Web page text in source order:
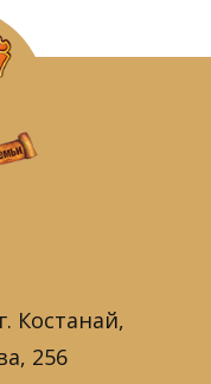
Костанай,
256